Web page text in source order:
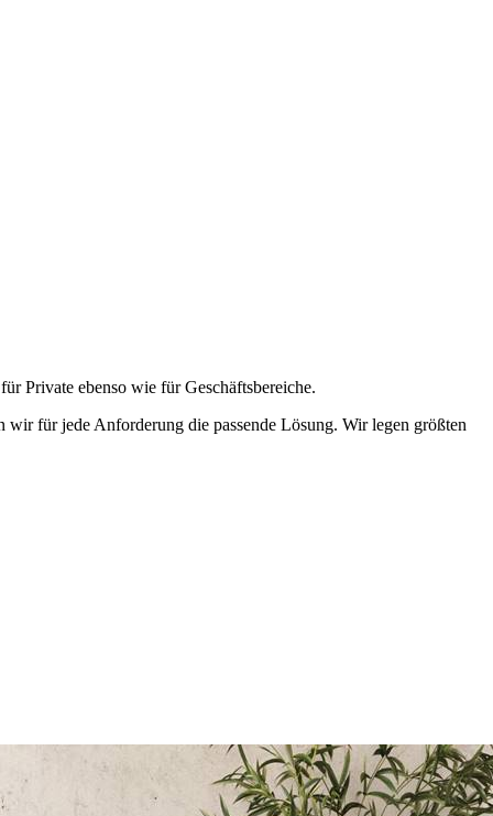
Private ebenso wie für Geschäftsbereiche.
für jede Anforderung die passende Lösung. Wir legen größten